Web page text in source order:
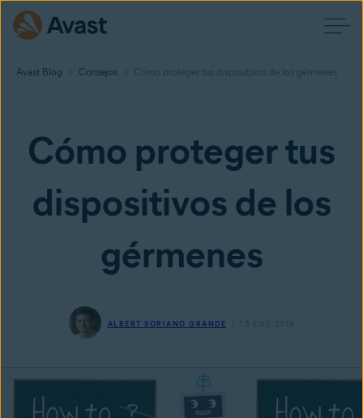
Avast Blog Consejos Cómo proteger tus dispositivos de los gérmenes
Cómo proteger tus
dispositivos de los
gérmenes
ALBERT SORIANO GRANDE 13 ENE 2014